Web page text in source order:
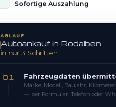
Sofortige Auszahlung
ABLAUF
Autoankauf in Rodalben
in nur 3 Schritten
01 Fahrzeugdaten
Marke, Modell, Baujahr,
— per Formular, Telefon oder